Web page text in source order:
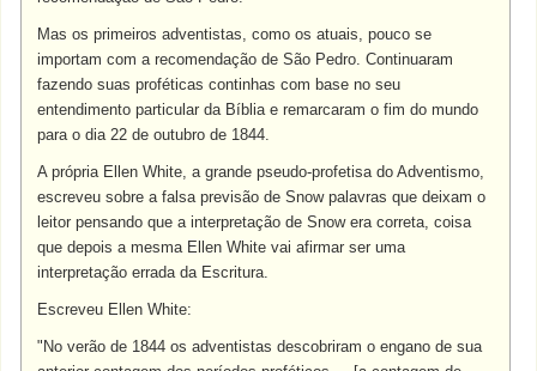
Mas os primeiros adventistas, como os atuais, pouco se
importam com a recomendação de São Pedro. Continuaram
fazendo suas proféticas continhas com base no seu
entendimento particular da Bíblia e remarcaram o fim do mundo
para o dia 22 de outubro de 1844.
A própria Ellen White, a grande pseudo-profetisa do Adventismo,
escreveu sobre a falsa previsão de Snow palavras que deixam o
leitor pensando que a interpretação de Snow era correta, coisa
que depois a mesma Ellen White vai afirmar ser uma
interpretação errada da Escritura.
Escreveu Ellen White:
"No verão de 1844 os adventistas descobriram o engano de sua